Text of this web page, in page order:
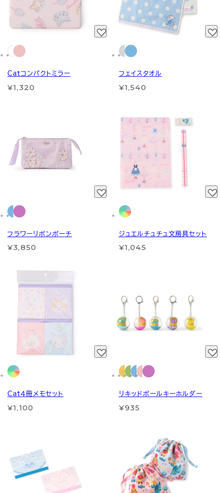
Catコンパクトミラー
¥1,320
フェイスタオル
¥1,540
フラワーリボンポーチ
¥3,850
ジュエルチュチュ文房具セット
¥1,045
Cat４冊メモセット
¥1,100
リキッドボールキーホルダー
¥935